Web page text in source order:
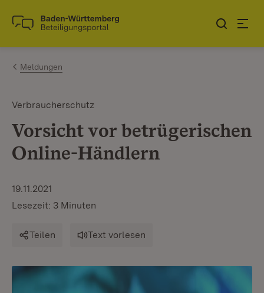
Zum Inhalt springen
Link zur Startseite
Meldungen
Verbraucherschutz
Vorsicht vor betrügerischen
Online-Händlern
19.11.2021
Lesezeit: 3 Minuten
Teilen Text vorlesen